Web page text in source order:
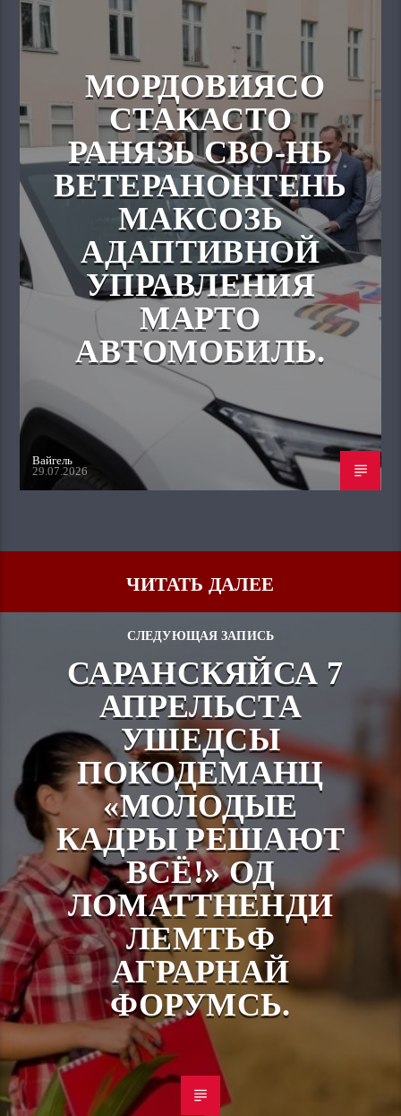
МОРДОВИЯСО
СТАКАСТО
РАНЯЗЬ СВО-НЬ
ВЕТЕРАНОНТЕНЬ
МАКСОЗЬ
АДАПТИВНОЙ
УПРАВЛЕНИЯ
МАРТО
АВТОМОБИЛЬ.
Вайгель
29.07.2026
ЧИТАТЬ ДАЛЕЕ
СЛЕДУЮЩАЯ ЗАПИСЬ
САРАНСКЯЙСА 7
АПРЕЛЬСТА
УШЕДСЫ
ПОКОДЕМАНЦ
«МОЛОДЫЕ
КАДРЫ РЕШАЮТ
ВСЁ!» ОД
ЛОМАТТНЕНДИ
ЛЕМТЬФ
АГРАРНАЙ
ФОРУМСЬ.